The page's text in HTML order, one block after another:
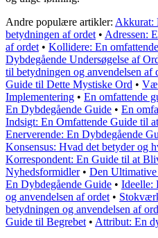
Andre populære artikler: Akkurat:
betydningen af ordet • Adressen:
af ordet • Kollidere: En
Dybdegående Undersøgelse af
til betydningen og anvendelsen af
Guide til Dette Mystiske Ord •
Implementering • En omfattende
En Dybdegående Guide • En
Indsigt: En Omfattende Guide til
Enerverende: En Dybdegående
Konsensus: Hvad det betyder og
Korrespondent: En Guide til at
Nyhedsformidler• Den
En Dybdegående Guide • Ideelle:
og anvendelsen af ordet •
betydningen og anvendelsen af
Guide til Begrebet • Attribut: En